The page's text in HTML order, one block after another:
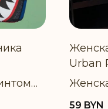
Urban
59 BYN